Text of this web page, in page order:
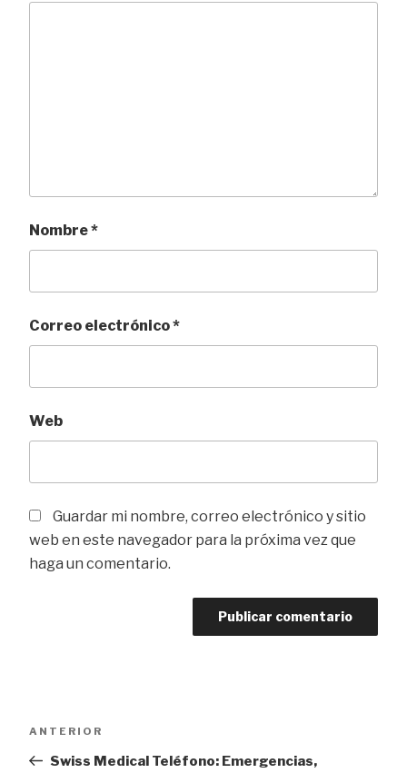
Nombre*
Correo electrónico*
Web
Guardar mi nombre, correo electrónico y sitio
web en este navegador para la próxima vez que
haga un comentario.
Navegación
de
Entrada
anterior
ANTERIOR
Swiss Medical Teléfono: Emergencias,